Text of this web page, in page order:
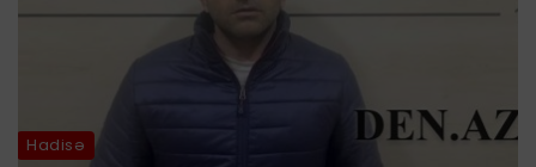
Hadisə